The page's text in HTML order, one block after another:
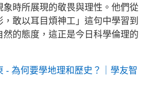
象時所展現的敬畏與理性。他們從
，敢以耳目煩神工」這句中學習到
然的態度，這正是今日科學倫理的
- 為何要學地理和歷史？｜學友智